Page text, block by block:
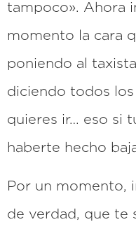
tampoco». Ahora
momento la cara
poniendo al
diciendo todos
quieres ir… eso si
haberte hecho
Por un momento,
de verdad, que te